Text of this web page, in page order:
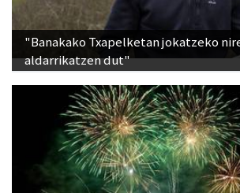
"Banakako Txapelketan jokatzeko
aldarrikatzen dut"